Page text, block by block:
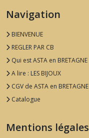
résultats
Navigation
BIENVENUE
REGLER PAR CB
Qui est ASTA en BRETAGNE
A lire : LES BIJOUX
CGV de ASTA en BRETAGNE
Catalogue
Mentions légales